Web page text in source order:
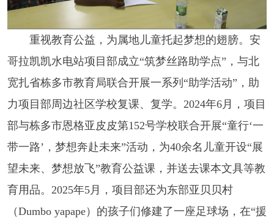
重视教育公益，为属地儿童托起梦想的翅膀。安
哥拉凯凯水电站项目部成立“筑梦丝路助学点”，与北
宽扎省栋多市教育局联合开展一系列“助学活动”，助
力项目部周边社区学校复课、复学。2024年6月，项目
部与栋多市恩格亚皮皮第152号学校联合开展“童行‘一
带一路’，梦想奔赴未来”活动，为40余名儿童开设“展
望未来、梦想放飞”教育公益课，并送去课本文具等教
育用品。2025年5月，项目部还为东部亚贝贝村
（Dumbo yapape）的孩子们修建了一座足球场，在“援